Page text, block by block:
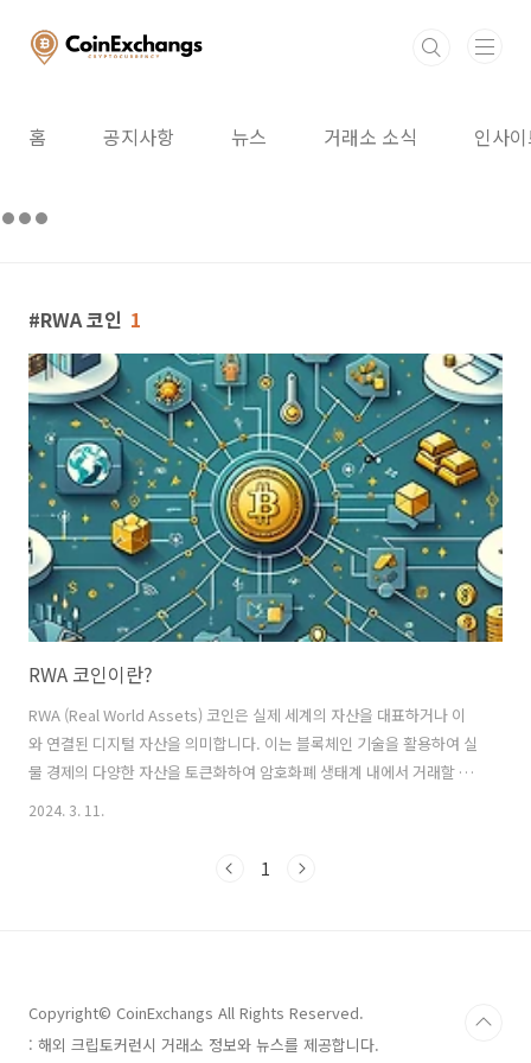
홈 공지사항 뉴스 거래소 소식 인사
RWA 코인 1
RWA 코인이란?
RWA (Real World Assets) 코인은 실제 세계의 자산을 대표하거나 이
와 연결된 디지털 자산을 의미합니다. 이는 블록체인 기술을 활용하여 실
물 경제의 다양한 자산을 토큰화하여 암호화폐 생태계 내에서 거래할 수
있게 만든 것입니다. RWA 코인은 부동산, 예술 작품, 금과 같은 귀금속,
현하고, 이를 암호화폐 시장에서 거래할 수 있게 합니다. RWA 코인 발전
2024. 3. 11.
1
Copyright© CoinExchangs All Rights Reserved.
: 해외 크립토커런시 거래소 정보와 뉴스를 제공합니다.